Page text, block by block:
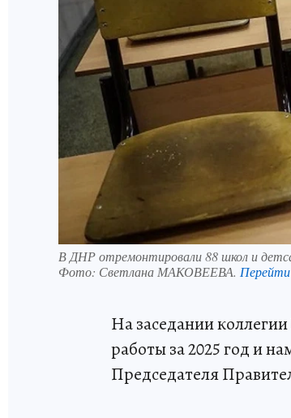
В ДНР отремонтировали 88 школ и
Фото: Светлана МАКОВЕЕВА.
На заседании
работы за 2025 год и
Председателя